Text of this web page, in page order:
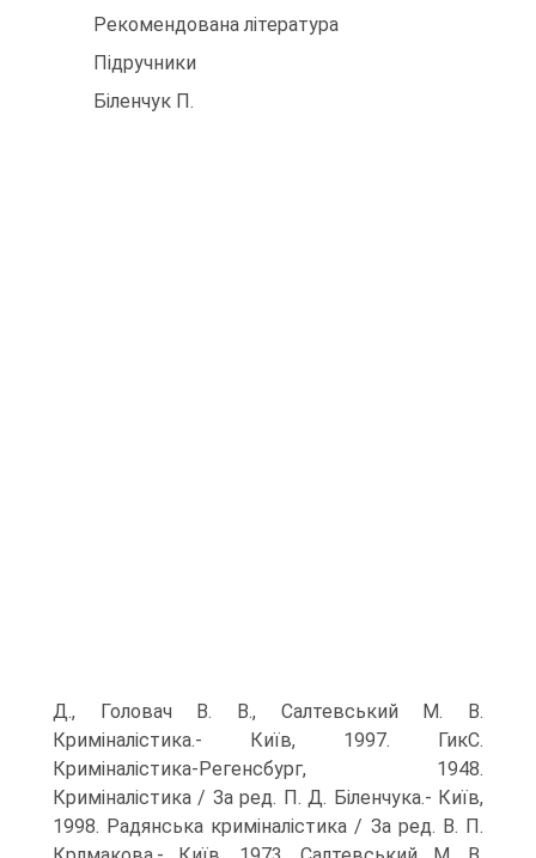
Рекомендована література
Підручники
Біленчук П.
Д., Головач В. В., Салтевський М. В.
Криміналістика.- Київ, 1997. ГикС.
Криміналістика-Регенсбург, 1948.
Криміналістика / За ред. П. Д. Біленчука.- Київ,
1998. Радянська криміналістика / За ред. В. П.